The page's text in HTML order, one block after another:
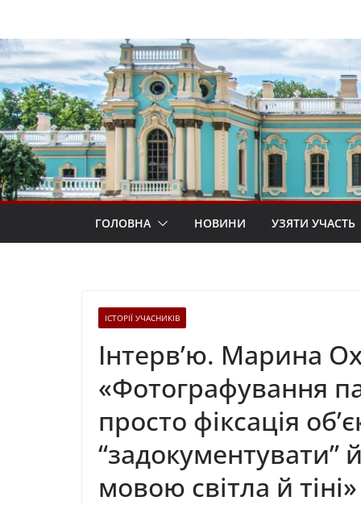
вмісту
ГОЛОВНА НОВИНИ УЗЯТИ УЧАСТЬ
ІСТОРІЇ УЧАСНИКІВ
Інтерв’ю. Марина
«Фотографування
просто фіксація
“задокументувати”
мовою світла й тіні»